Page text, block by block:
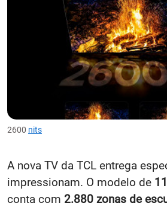
2600 nits
A nova TV da TCL entrega
impressionam. O modelo de
conta com 2.880 zonas de